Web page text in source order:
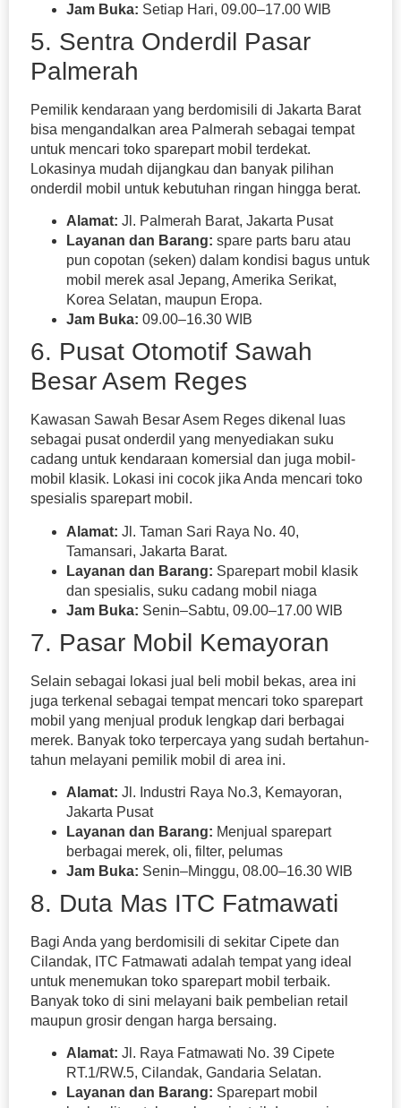
Jam Buka: Setiap Hari, 09.00–17.00 WIB
5. Sentra Onderdil Pasar
Palmerah
Pemilik kendaraan yang berdomisili di Jakarta Barat
bisa mengandalkan area Palmerah sebagai tempat
untuk mencari toko sparepart mobil terdekat.
Lokasinya mudah dijangkau dan banyak pilihan
onderdil mobil untuk kebutuhan ringan hingga berat.
Alamat: Jl. Palmerah Barat, Jakarta Pusat
Layanan dan Barang: spare parts baru atau
pun copotan (seken) dalam kondisi bagus untuk
mobil merek asal Jepang, Amerika Serikat,
Korea Selatan, maupun Eropa.
Jam Buka: 09.00–16.30 WIB
6. Pusat Otomotif Sawah
Besar Asem Reges
Kawasan Sawah Besar Asem Reges dikenal luas
sebagai pusat onderdil yang menyediakan suku
cadang untuk kendaraan komersial dan juga mobil-
mobil klasik. Lokasi ini cocok jika Anda mencari toko
spesialis sparepart mobil.
Alamat: Jl. Taman Sari Raya No. 40,
Tamansari, Jakarta Barat.
Layanan dan Barang: Sparepart mobil klasik
dan spesialis, suku cadang mobil niaga
Jam Buka: Senin–Sabtu, 09.00–17.00 WIB
7. Pasar Mobil Kemayoran
Selain sebagai lokasi jual beli mobil bekas, area ini
juga terkenal sebagai tempat mencari toko sparepart
mobil yang menjual produk lengkap dari berbagai
merek. Banyak toko terpercaya yang sudah bertahun-
tahun melayani pemilik mobil di area ini.
Alamat: Jl. Industri Raya No.3, Kemayoran,
Jakarta Pusat
Layanan dan Barang: Menjual sparepart
berbagai merek, oli, filter, pelumas
Jam Buka: Senin–Minggu, 08.00–16.30 WIB
8. Duta Mas ITC Fatmawati
Bagi Anda yang berdomisili di sekitar Cipete dan
Cilandak, ITC Fatmawati adalah tempat yang ideal
untuk menemukan toko sparepart mobil terbaik.
Banyak toko di sini melayani baik pembelian retail
maupun grosir dengan harga bersaing.
Alamat: Jl. Raya Fatmawati No. 39 Cipete
RT.1/RW.5, Cilandak, Gandaria Selatan.
Layanan dan Barang: Sparepart mobil